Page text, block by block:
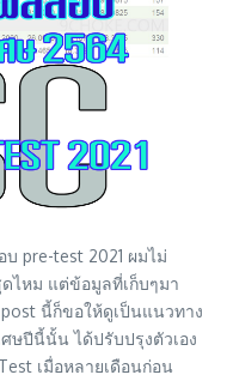
pre-test 2021 ผมไม่
ไหม แต่ข้อมูลที่เก็บๆมา
นี้ก็ขอให้ดูเป็นแนวทาง
ษปีนี้นั้น ได้ปรับปรุงตัวเอง
เมื่อหลายเดือนก่อน